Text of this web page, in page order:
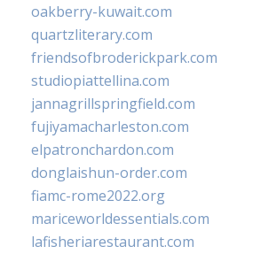
oakberry-kuwait.com
quartzliterary.com
friendsofbroderickpark.com
studiopiattellina.com
jannagrillspringfield.com
fujiyamacharleston.com
elpatronchardon.com
donglaishun-order.com
fiamc-rome2022.org
mariceworldessentials.com
lafisheriarestaurant.com